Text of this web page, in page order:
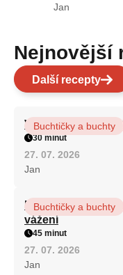
Jan
Další recepty
Vláčná olejová
Buchtičky a buchty
30 minut
27. 07. 2026
Jan
Hrnková maková
vážení
Buchtičky a buchty
45 minut
27. 07. 2026
Jan